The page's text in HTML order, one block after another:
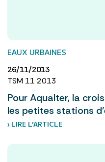
EAUX URBAINES
26/11/2013
TSM 11 2013
Pour Aqualter, la
les petites stations
› LIRE L’ARTICLE